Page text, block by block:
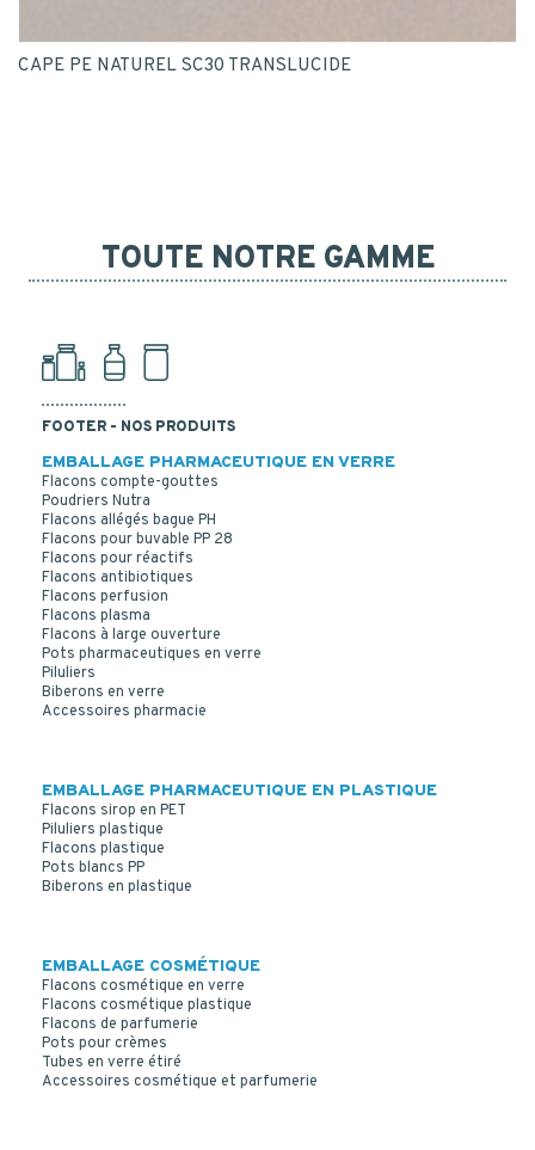
CAPE PE NATUREL SC30 TRANSLUCIDE
TOUTE NOTRE GAMME
FOOTER - NOS PRODUITS
EMBALLAGE PHARMACEUTIQUE EN VERRE
Flacons compte-gouttes
Poudriers Nutra
Flacons allégés bague PH
Flacons pour buvable PP 28
Flacons pour réactifs
Flacons antibiotiques
Flacons perfusion
Flacons plasma
Flacons à large ouverture
Pots pharmaceutiques en verre
Piluliers
Biberons en verre
Accessoires pharmacie
EMBALLAGE PHARMACEUTIQUE EN PLASTIQUE
Flacons sirop en PET
Piluliers plastique
Flacons plastique
Pots blancs PP
Biberons en plastique
EMBALLAGE COSMÉTIQUE
Flacons cosmétique en verre
Flacons cosmétique plastique
Flacons de parfumerie
Pots pour crèmes
Tubes en verre étiré
Accessoires cosmétique et parfumerie